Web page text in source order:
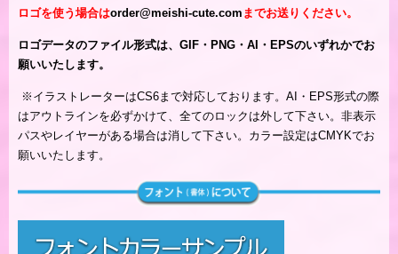
ロゴを使う場合はorder@meishi-cute.com までお送りください。
ロゴデータのファイル形式は、GIF・PNG・AI・EPSのいずれかでお
願いいたします。
※ イラストレーターはCS6まで対応しております。AI・EPS形式の際
はアウトラインを必ずかけて、全てのロックは外して下さい。非表示
パスやレイヤーがある場合は消して下さい。カラー設定はCMYKでお
願いいたします。